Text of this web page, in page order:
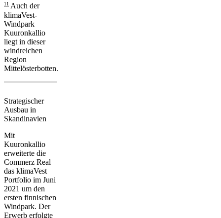
11 Auch der
klimaVest-
Windpark
Kuuronkallio
liegt in dieser
windreichen
Region
Mittelösterbotten.
Strategischer
Ausbau in
Skandinavien
Mit
Kuuronkallio
erweiterte die
Commerz Real
das klimaVest
Portfolio im Juni
2021 um den
ersten finnischen
Windpark. Der
Erwerb erfolgte